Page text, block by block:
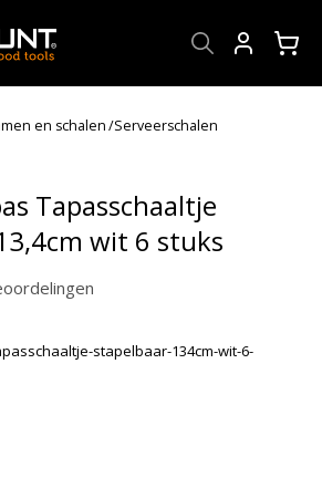
en schalen/Serveerschalen
Tapasschaaltje
wit 6 stuks